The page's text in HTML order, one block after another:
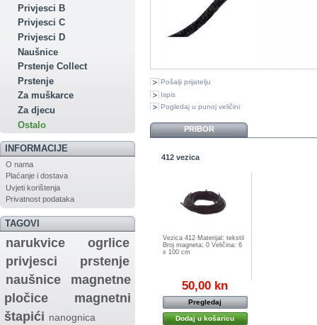
Privjesci B
Privjesci C
Privjesci D
Naušnice
Prstenje Collect
Prstenje
Za muškarce
Za djecu
Ostalo
INFORMACIJE
O nama
Plaćanje i dostava
Uvjeti korištenja
Privatnost podataka
TAGOVI
narukvice
ogrlice
privjesci
prstenje
naušnice
magnetne
pločice
magnetni
štapići nanognica
Pošalji prijatelju
Ispis
Pogledaj u punoj veličini
PRIBOR
412 vezica
Vezica 412 Materijal: tekstil
Broj magneta: 0 Veličina: 6
x 100 cm
50,00 kn
Pregledaj
Dodaj u košaricu